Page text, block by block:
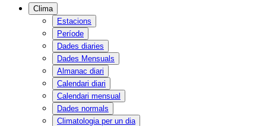
Clima
Estacions
Període
Dades diaries
Dades Mensuals
Almanac diari
Calendari diari
Calendari mensual
Dades normals
Climatologia per un dia